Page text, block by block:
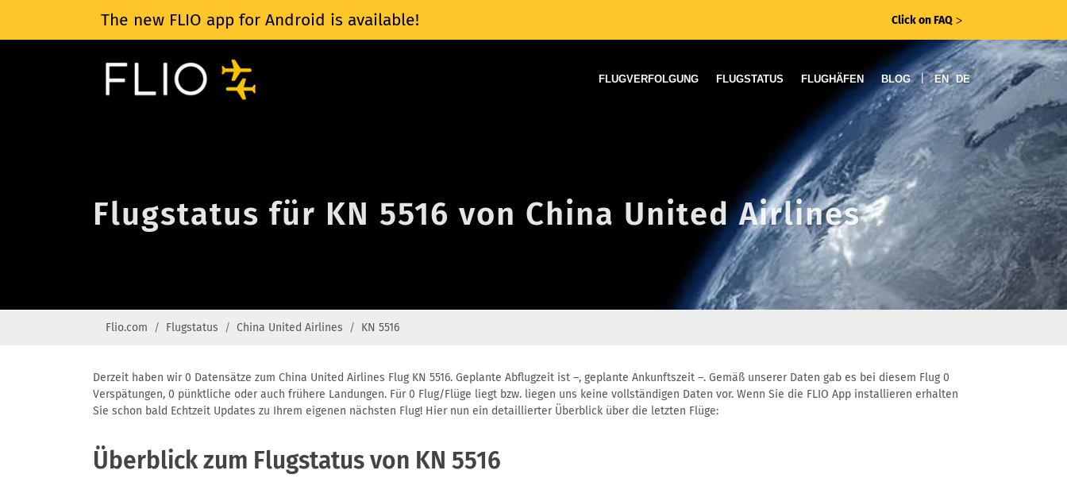
The new FLIO app for Android is available! Click on FAQ ᐳ
FLUGVERFOLGUNG FLUGSTATUS FLUGHÄFEN BLOG | EN DE
Flugstatus für KN 5516 von China United Airlines
Flio.com Flugstatus China United Airlines KN 5516
Derzeit haben wir 0 Datensätze zum China United Airlines Flug KN 5516. Geplante Abflugzeit ist –, geplante Ankunftszeit –. Gemäß unserer Daten gab es bei diesem Flug 0
Verspätungen, 0 pünktliche oder auch frühere Landungen. Für 0 Flug/Flüge liegt bzw. liegen uns keine vollständigen Daten vor. Wenn Sie die FLIO App installieren erhalten
Sie schon bald Echtzeit Updates zu Ihrem eigenen nächsten Flug! Hier nun ein detaillierter Überblick über die letzten Flüge:
Überblick zum Flugstatus von KN 5516